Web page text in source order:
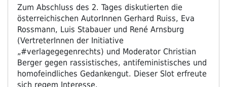
Zum Abschluss des 2. Tages diskutierten die
österreichischen AutorInnen Gerhard Ruiss, Eva
Rossmann, Luis Stabauer und René Arnsburg
(VertreterInnen der Initiative
„#verlagegegenrechts) und Moderator Christian
Berger gegen rassistisches, antifeministisches und
homofeindliches Gedankengut. Dieser Slot erfreute
sich regem Interesse.